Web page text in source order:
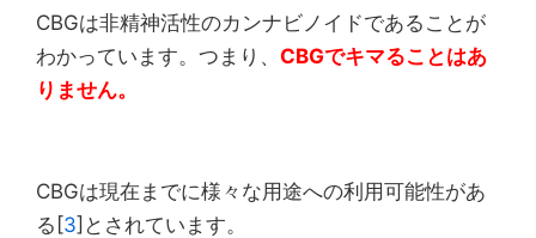
CBGは非精神活性のカンナビノイドであることが
わかっています。つまり、 CBGでキマることはあ
りません。
CBGは現在までに様々な用途への利用可能性があ
る[3]とされています。